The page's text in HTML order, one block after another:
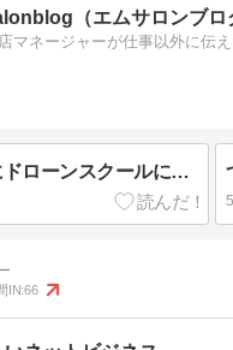
（エムサロンブロ
マネージャーが仕事以外に伝え
思いついたようにドローンスクールに行った
IN:66